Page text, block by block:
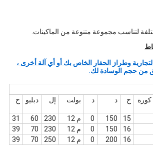
لتناسب مجموعة متنوعة من الماكينات.
وطراز الحفار الخاص بك أو أي آلة أخرى ،
من حجم الوسادة لك.
ح د د بولت إل دبليو ح
15
150
0 م 12 230
60
31
16
150
0 م 12 230
70
39
16
200
0 م 12 250
70
39